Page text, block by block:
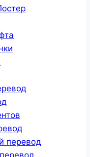
перевод